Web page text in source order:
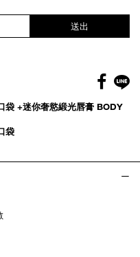
送出
袋 +迷你奢慾緞光唇膏 BODY
袋